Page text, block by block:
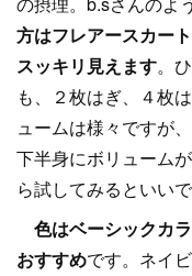
方はフレアースカー
スッキリ見えます。
も、２枚はぎ、４枚
ュームは様々ですが
下半身にボリューム
ら試してみるといいで
色はベーシックカ
おすすめです。ネイ